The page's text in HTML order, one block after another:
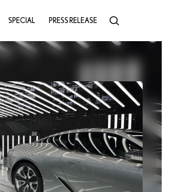
SPECIAL PRESS RELEASE